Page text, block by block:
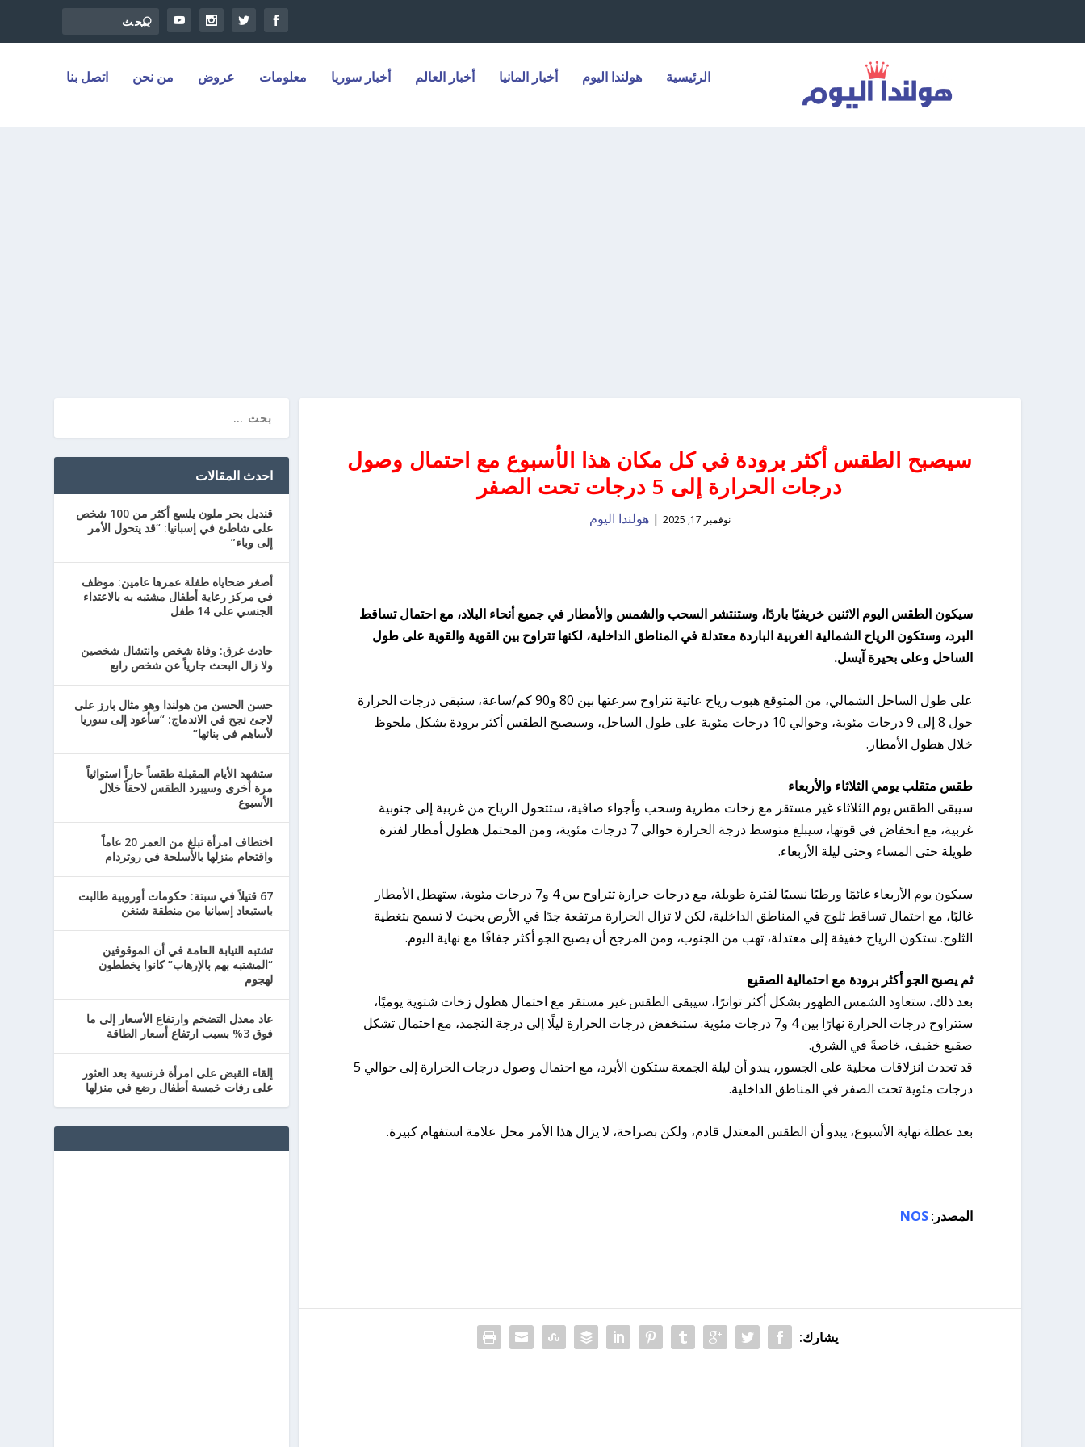
الرئيسية هولندا اليوم أخبار المانيا أخبار العالم أخبار سوريا معلومات عروض من نحن اتصل بنا
سيصبح الطقس أكثر برودة في كل مكان هذا الأسبوع مع احتمال وصول
درجات الحرارة إلى 5 درجات تحت الصفر
نوفمبر 17, 2025 |هولندا اليوم
سيكون الطقس اليوم الاثنين خريفيًا باردًا، وستنتشر السحب والشمس والأمطار في جميع أنحاء البلاد، مع احتمال تساقط
البرد، وستكون الرياح الشمالية الغربية الباردة معتدلة في المناطق الداخلية، لكنها تتراوح بين القوية والقوية على طول
الساحل وعلى بحيرة آيسل.
على طول الساحل الشمالي، من المتوقع هبوب رياح عاتية تتراوح سرعتها بين 80 و90 كم/ساعة، ستبقى درجات الحرارة
حول 8 إلى 9 درجات مئوية، وحوالي 10 درجات مئوية على طول الساحل، وسيصبح الطقس أكثر برودة بشكل ملحوظ
خلال هطول الأمطار.
طقس متقلب يومي الثلاثاء والأربعاء
سيبقى الطقس يوم الثلاثاء غير مستقر مع زخات مطرية وسحب وأجواء صافية، ستتحول الرياح من غربية إلى جنوبية
غربية، مع انخفاض في قوتها، سيبلغ متوسط ​​درجة الحرارة حوالي 7 درجات مئوية، ومن المحتمل هطول أمطار لفترة
طويلة حتى المساء وحتى ليلة الأربعاء.
سيكون يوم الأربعاء غائمًا ورطبًا نسبيًا لفترة طويلة، مع درجات حرارة تتراوح بين 4 و7 درجات مئوية، ستهطل الأمطار
غالبًا، مع احتمال تساقط ثلوج في المناطق الداخلية، لكن لا تزال الحرارة مرتفعة جدًا في الأرض بحيث لا تسمح بتغطية
الثلوج. ستكون الرياح خفيفة إلى معتدلة، تهب من الجنوب، ومن المرجح أن يصبح الجو أكثر جفافًا مع نهاية اليوم.
ثم يصبح الجو أكثر برودة مع احتمالية الصقيع
بعد ذلك، ستعاود الشمس الظهور بشكل أكثر تواترًا، سيبقى الطقس غير مستقر مع احتمال هطول زخات شتوية يوميًا،
ستتراوح درجات الحرارة نهارًا بين 4 و7 درجات مئوية. ستنخفض درجات الحرارة ليلًا إلى درجة التجمد، مع احتمال تشكل
صقيع خفيف، خاصةً في الشرق.
قد تحدث انزلاقات محلية على الجسور، يبدو أن ليلة الجمعة ستكون الأبرد، مع احتمال وصول درجات الحرارة إلى حوالي 5
درجات مئوية تحت الصفر في المناطق الداخلية.
بعد عطلة نهاية الأسبوع، يبدو أن الطقس المعتدل قادم، ولكن بصراحة، لا يزال هذا الأمر محل علامة استفهام كبيرة.
المصدر :
NOS
يشارك:
احدث المقالات
قنديل بحر ملون يلسع أكثر من 100 شخص
على شاطئ في إسبانيا: “قد يتحول الأمر
إلى وباء”
أصغر ضحاياه طفلة عمرها عامين: موظف
في مركز رعاية أطفال مشتبه به بالاعتداء
الجنسي على 14 طفل
حادث غرق: وفاة شخص وانتشال شخصين
ولا زال البحث جارياً عن شخص رابع
حسن الحسن من هولندا وهو مثال بارز على
لاجئ نجح في الاندماج: “سأعود إلى سوريا
لأساهم في بنائها”
ستشهد الأيام المقبلة طقساً حاراً استوائياً
مرة أخرى وسيبرد الطقس لاحقاً خلال
الأسبوع
اختطاف امرأة تبلغ من العمر 20 عاماً
واقتحام منزلها بالأسلحة في روتردام
67 قتيلاً في سبتة: حكومات أوروبية طالبت
باستبعاد إسبانيا من منطقة شنغن
تشتبه النيابة العامة في أن الموقوفين
“المشتبه بهم بالإرهاب” كانوا يخططون
لهجوم
عاد معدل التضخم وارتفاع الأسعار إلى ما
فوق 3% بسبب ارتفاع أسعار الطاقة
إلقاء القبض على امرأة فرنسية بعد العثور
على رفات خمسة أطفال رضع في منزلها